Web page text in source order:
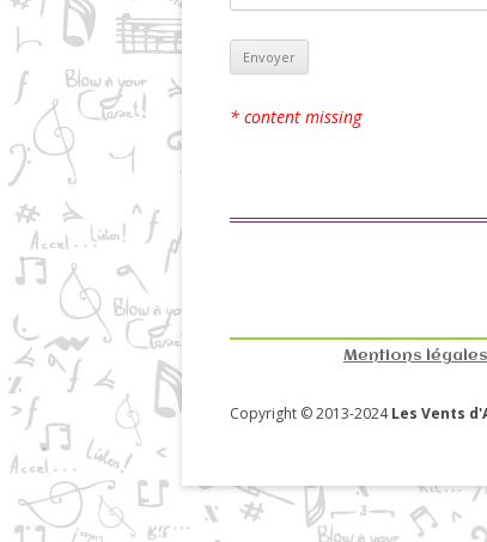
* content missing
Mentions légales
Copyright © 2013-2024Les Vents